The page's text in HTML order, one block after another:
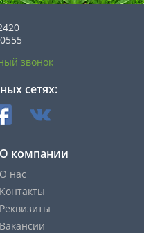
звонок
сетях:
О компании
О нас
Контакты
Реквизиты
Вакансии